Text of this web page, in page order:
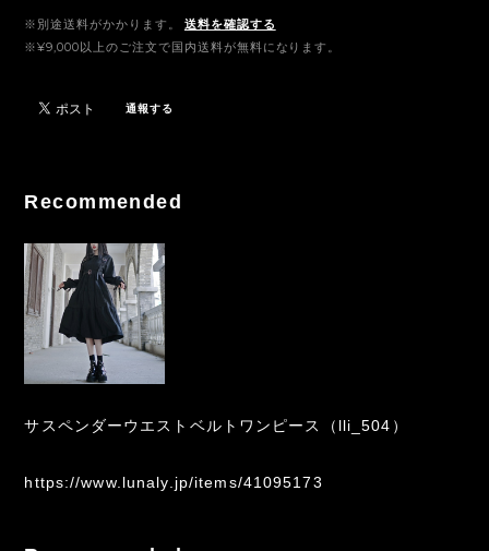
※別途送料がかかります。
送料を確認する
※¥9,000以上のご注文で国内送料が無料になります。
通報する
Recommended
サスペンダーウエストベルトワンピース（lli_504）
https://www.lunaly.jp/items/41095173